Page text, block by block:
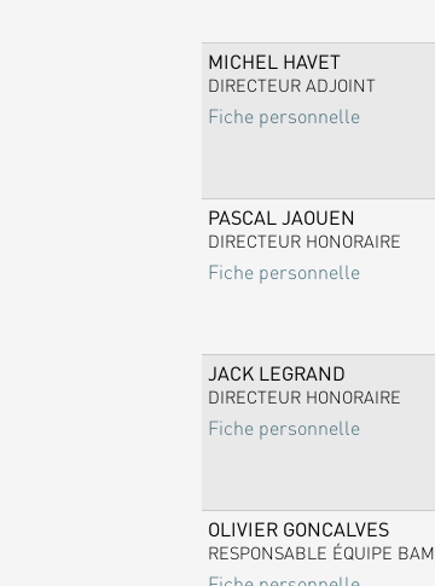
MICHEL HAVET
DIRECTEUR ADJOINT
Fiche personnelle
PASCAL JAOUEN
DIRECTEUR HONORAIRE
Fiche personnelle
JACK LEGRAND
DIRECTEUR HONORAIRE
Fiche personnelle
OLIVIER GONCALVES
RESPONSABLE ÉQUIPE BAM